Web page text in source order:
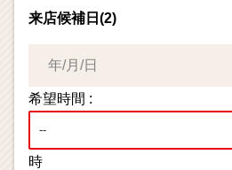
来店候補日(2)
希望時間 :
時